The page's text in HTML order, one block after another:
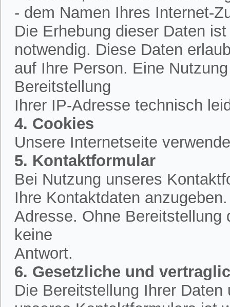
- dem Namen Ihres Internet-
Die Erhebung dieser Daten
notwendig. Diese Daten
auf Ihre Person. Eine
Bereitstellung
Ihrer IP-Adresse technisch
4. Cookies
Unsere Internetseite
5. Kontaktformular
Bei Nutzung unseres
Ihre Kontaktdaten
Adresse. Ohne Bereitstellung
keine
Antwort.
6. Gesetzliche und
Die Bereitstellung Ihrer